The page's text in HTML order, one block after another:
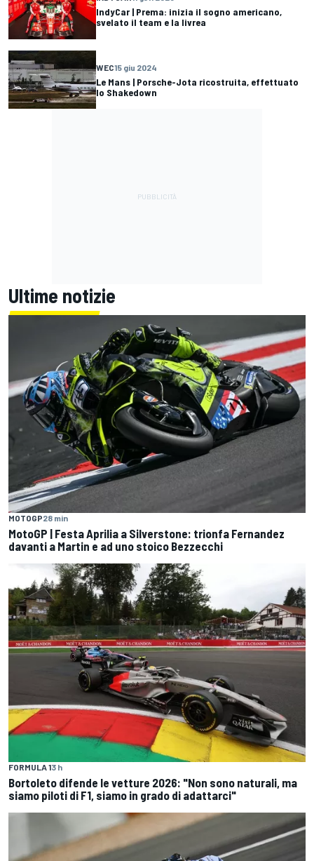
IndyCar | Prema: inizia il sogno americano,
svelato il team e la livrea
WEC15 giu 2024
Le Mans | Porsche-Jota ricostruita, effettuato
lo Shakedown
Ultime notizie
MOTOGP28 min
MotoGP | Festa Aprilia a Silverstone: trionfa Fernandez
davanti a Martin e ad uno stoico Bezzecchi
FORMULA 13 h
Bortoleto difende le vetture 2026: "Non sono naturali, ma
siamo piloti di F1, siamo in grado di adattarci"